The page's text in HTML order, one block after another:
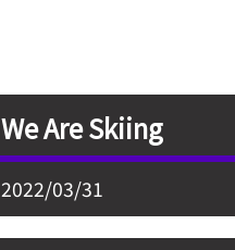
We Are Skiing
2022/03/31